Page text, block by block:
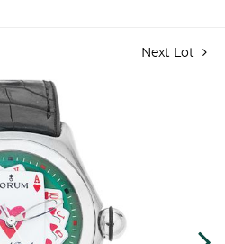
Next Lot